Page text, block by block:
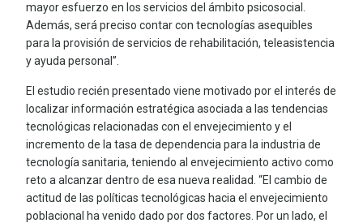
mayor esfuerzo en los servicios del ámbito psicosocial.
Además, será preciso contar con tecnologías asequibles
para la provisión de servicios de rehabilitación, teleasistencia
y ayuda personal”.
El estudio recién presentado viene motivado por el interés de
localizar información estratégica asociada a las tendencias
tecnológicas relacionadas con el envejecimiento y el
incremento de la tasa de dependencia para la industria de
tecnología sanitaria, teniendo al envejecimiento activo como
reto a alcanzar dentro de esa nueva realidad. “El cambio de
actitud de las políticas tecnológicas hacia el envejecimiento
poblacional ha venido dado por dos factores. Por un lado, el